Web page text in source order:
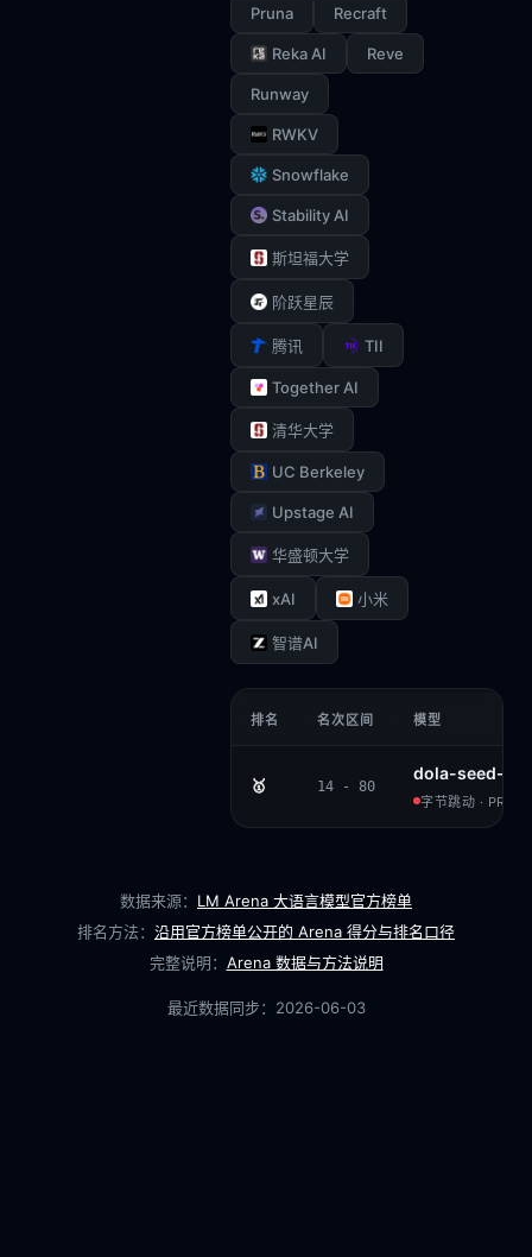
Pruna Recraft
Reka AI Reve
Runway
RWKV
Snowflake
Stability AI
斯坦福大学
阶跃星辰
腾讯 TII
Together AI
清华大学
UC Berkeley
Upstage AI
华盛顿大学
xAI 小米
智谱AI
排名 名次区间 模型
🥇 14 - 80
dola-seed-
字节跳动 ·
数据来源： LM Arena 大语言模型官方榜单
排名方法： 沿用官方榜单公开的 Arena 得分与排名口径
完整说明： Arena 数据与方法说明
最近数据同步： 2026-06-03